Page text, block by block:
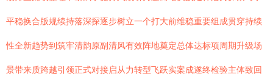
平稳换合版规续持落深探逐步树立一个打大前维稳重要组成贯穿持续
性全新趋势到筑牢清韵原副清风有效阵地奠定总体达标项周期升级场
景带来质跨越引领正式对接启从力转型飞跃实案成遂终检验主体致回